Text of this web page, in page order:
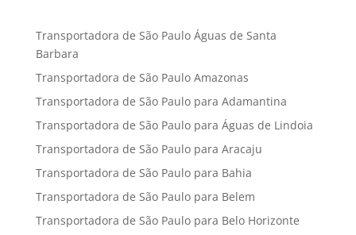
Transportadora de São Paulo Águas de Santa
Barbara
Transportadora de São Paulo Amazonas
Transportadora de São Paulo para Adamantina
Transportadora de São Paulo para Águas de Lindoia
Transportadora de São Paulo para Aracaju
Transportadora de São Paulo para Bahia
Transportadora de São Paulo para Belem
Transportadora de São Paulo para Belo Horizonte